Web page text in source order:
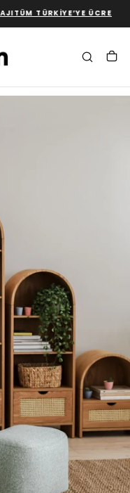
TÜM TÜRKIYE’YE ÜCRETSIZ